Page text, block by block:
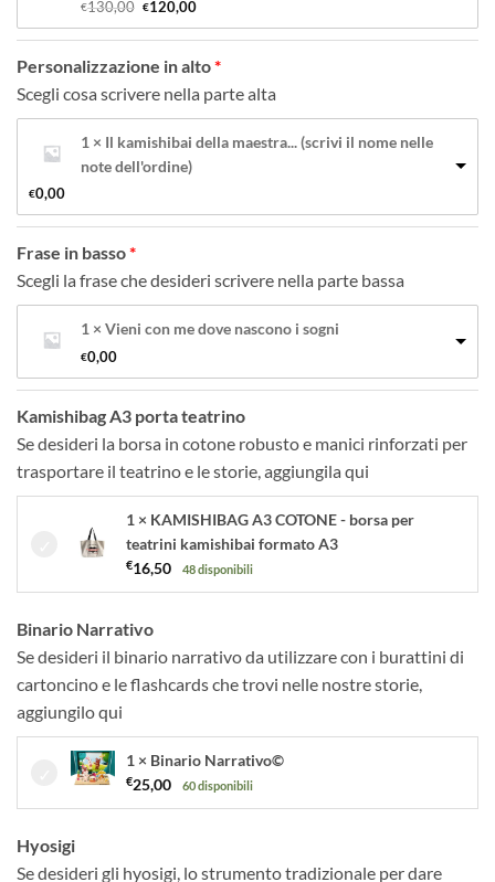
€130,00 Il
prezzo
originale
era:
€120,00Il
prezzo
attuale
è:
Personalizzazione in alto
Scegli cosa scrivere nella parte alta
1 × Il kamishibai della maestra... (scrivi il nome nelle
note dell'ordine)
€0,00
Frase in basso
Scegli la frase che desideri scrivere nella parte bassa
1 × Vieni con me dove nascono i sogni
€0,00
Kamishibag A3 porta teatrino
Se desideri la borsa in cotone robusto e manici rinforzati per
trasportare il teatrino e le storie, aggiungila qui
1 × KAMISHIBAG A3 COTONE - borsa per
teatrini kamishibai formato A3
€16,50 48 disponibili
Binario Narrativo
Se desideri il binario narrativo da utilizzare con i burattini di
cartoncino e le flashcards che trovi nelle nostre storie,
aggiungilo qui
1 × Binario Narrativo©
€25,00 60 disponibili
Hyosigi
Se desideri gli hyosigi, lo strumento tradizionale per dare